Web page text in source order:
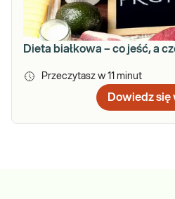
Dieta białkowa – co jeść, a
Przeczytasz w 11 minut
Dowiedz się